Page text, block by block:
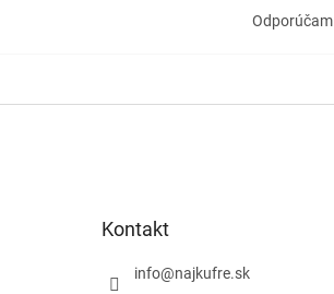
Odporúčam
Kontakt
info@najkufre.sk